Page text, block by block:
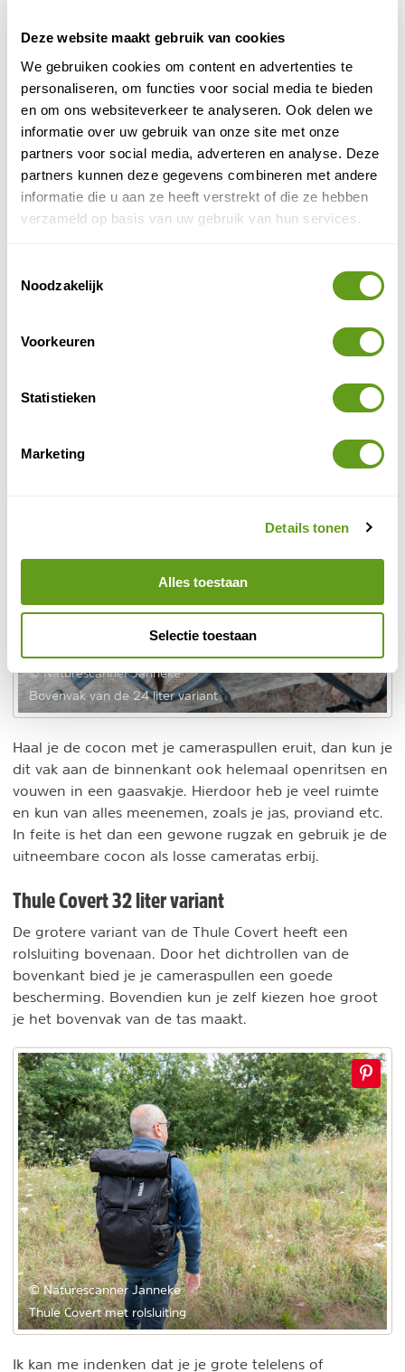
Deze website maakt gebruik van cookies
We gebruiken cookies om content en advertenties te
personaliseren, om functies voor social media te bieden
en om ons websiteverkeer te analyseren. Ook delen we
informatie over uw gebruik van onze site met onze
partners voor social media, adverteren en analyse. Deze
partners kunnen deze gegevens combineren met andere
informatie die u aan ze heeft verstrekt of die ze hebben
verzameld op basis van uw gebruik van hun services.
Noodzakelijk
Voorkeuren
Statistieken
Marketing
Details tonen
Alles toestaan
Selectie toestaan
© Naturescanner Peter
Het rugpand is mooi verhard en dit draagt erg lekker.
Bovendien heb je het gevoel dat je cameraspullen
hierdoor goed worden beschermd.
De kleinere variant van de Thule Covert heeft aan de
binnenkant, boven de uitneembare cocon, een vak met
de buitenkant van de rugzak aan de bovenkant. Dit is
een heerlijk ruim vak, dat 'uitklapt' bij het openen aan
kwijt!
© Naturescanner Janneke
Bovenvak van de 24 liter variant
Haal je de cocon met je cameraspullen eruit, dan kun je
dit vak aan de binnenkant ook helemaal openritsen en
vouwen in een gaasvakje. Hierdoor heb je veel ruimte
en kun van alles meenemen, zoals je jas, proviand etc.
In feite is het dan een gewone rugzak en gebruik je de
uitneembare cocon als losse cameratas erbij.
Thule Covert 32 liter variant
De grotere variant van de Thule Covert heeft een
rolsluiting bovenaan. Door het dichtrollen van de
bovenkant bied je je cameraspullen een goede
bescherming. Bovendien kun je zelf kiezen hoe groot
je het bovenvak van de tas maakt.
© Naturescanner Janneke
Thule Covert met rolsluiting
Ik kan me indenken dat je je grote telelens of